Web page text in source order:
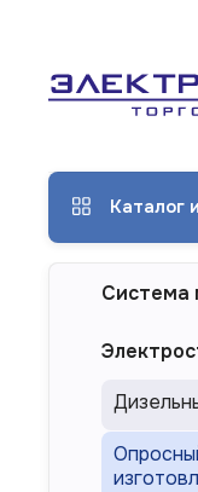
Каталог
ТДСистема